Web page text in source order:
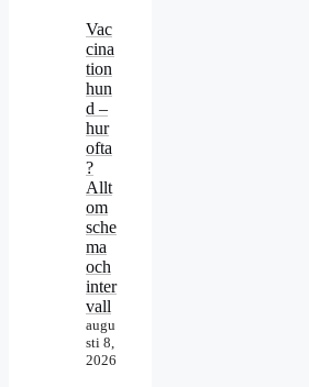
Vac
cina
tion
hun
d –
hur
ofta
?
Allt
om
sche
ma
och
inter
vall
augu
sti 8,
2026